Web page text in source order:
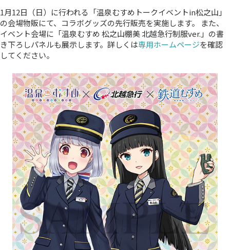
1月12日（日）に行われる「温泉むすめトークイベントin松之山」
の会場物販にて、コラボグッズの先行販売を実施します。 また、
イベント会場に「温泉むすめ 松之山棚美 北越急行制服ver.」の書
き下ろしパネルも展示します。詳しくは専用ホームページを確認
してください。